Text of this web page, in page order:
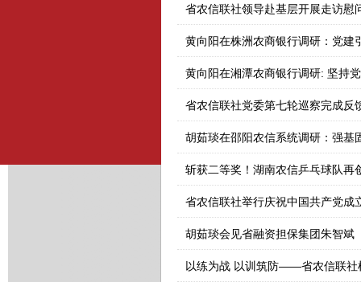
省农信联社领导赴基层开展走访慰
黄向阳在株洲农商银行调研：党建
省农信联社党委第七轮巡察完成反
胡茹琰在邵阳农信系统调研：强基
斩获二等奖！湖南农信乒乓球队再
省农信联社举行庆祝中国共产党成
胡茹琰会见省融资担保集团朱智斌